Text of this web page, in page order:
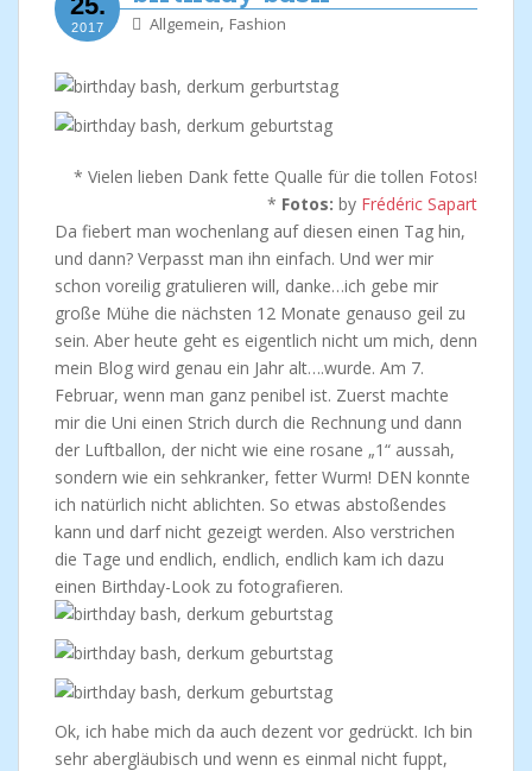
2017 Allgemein, Fashion
* Vielen lieben Dank fette Qualle für die tollen Fotos!
* Fotos: by Frédéric Sapart
Da fiebert man wochenlang auf diesen einen Tag hin,
und dann? Verpasst man ihn einfach. Und wer mir
schon voreilig gratulieren will, danke…ich gebe mir
große Mühe die nächsten 12 Monate genauso geil zu
sein. Aber heute geht es eigentlich nicht um mich, denn
mein Blog wird genau ein Jahr alt….wurde. Am 7.
Februar, wenn man ganz penibel ist. Zuerst machte
mir die Uni einen Strich durch die Rechnung und dann
der Luftballon, der nicht wie eine rosane „1“ aussah,
sondern wie ein sehkranker, fetter Wurm! DEN konnte
ich natürlich nicht ablichten. So etwas abstoßendes
kann und darf nicht gezeigt werden. Also verstrichen
die Tage und endlich, endlich, endlich kam ich dazu
einen Birthday-Look zu fotografieren.
Ok, ich habe mich da auch dezent vor gedrückt. Ich bin
sehr abergläubisch und wenn es einmal nicht fuppt,